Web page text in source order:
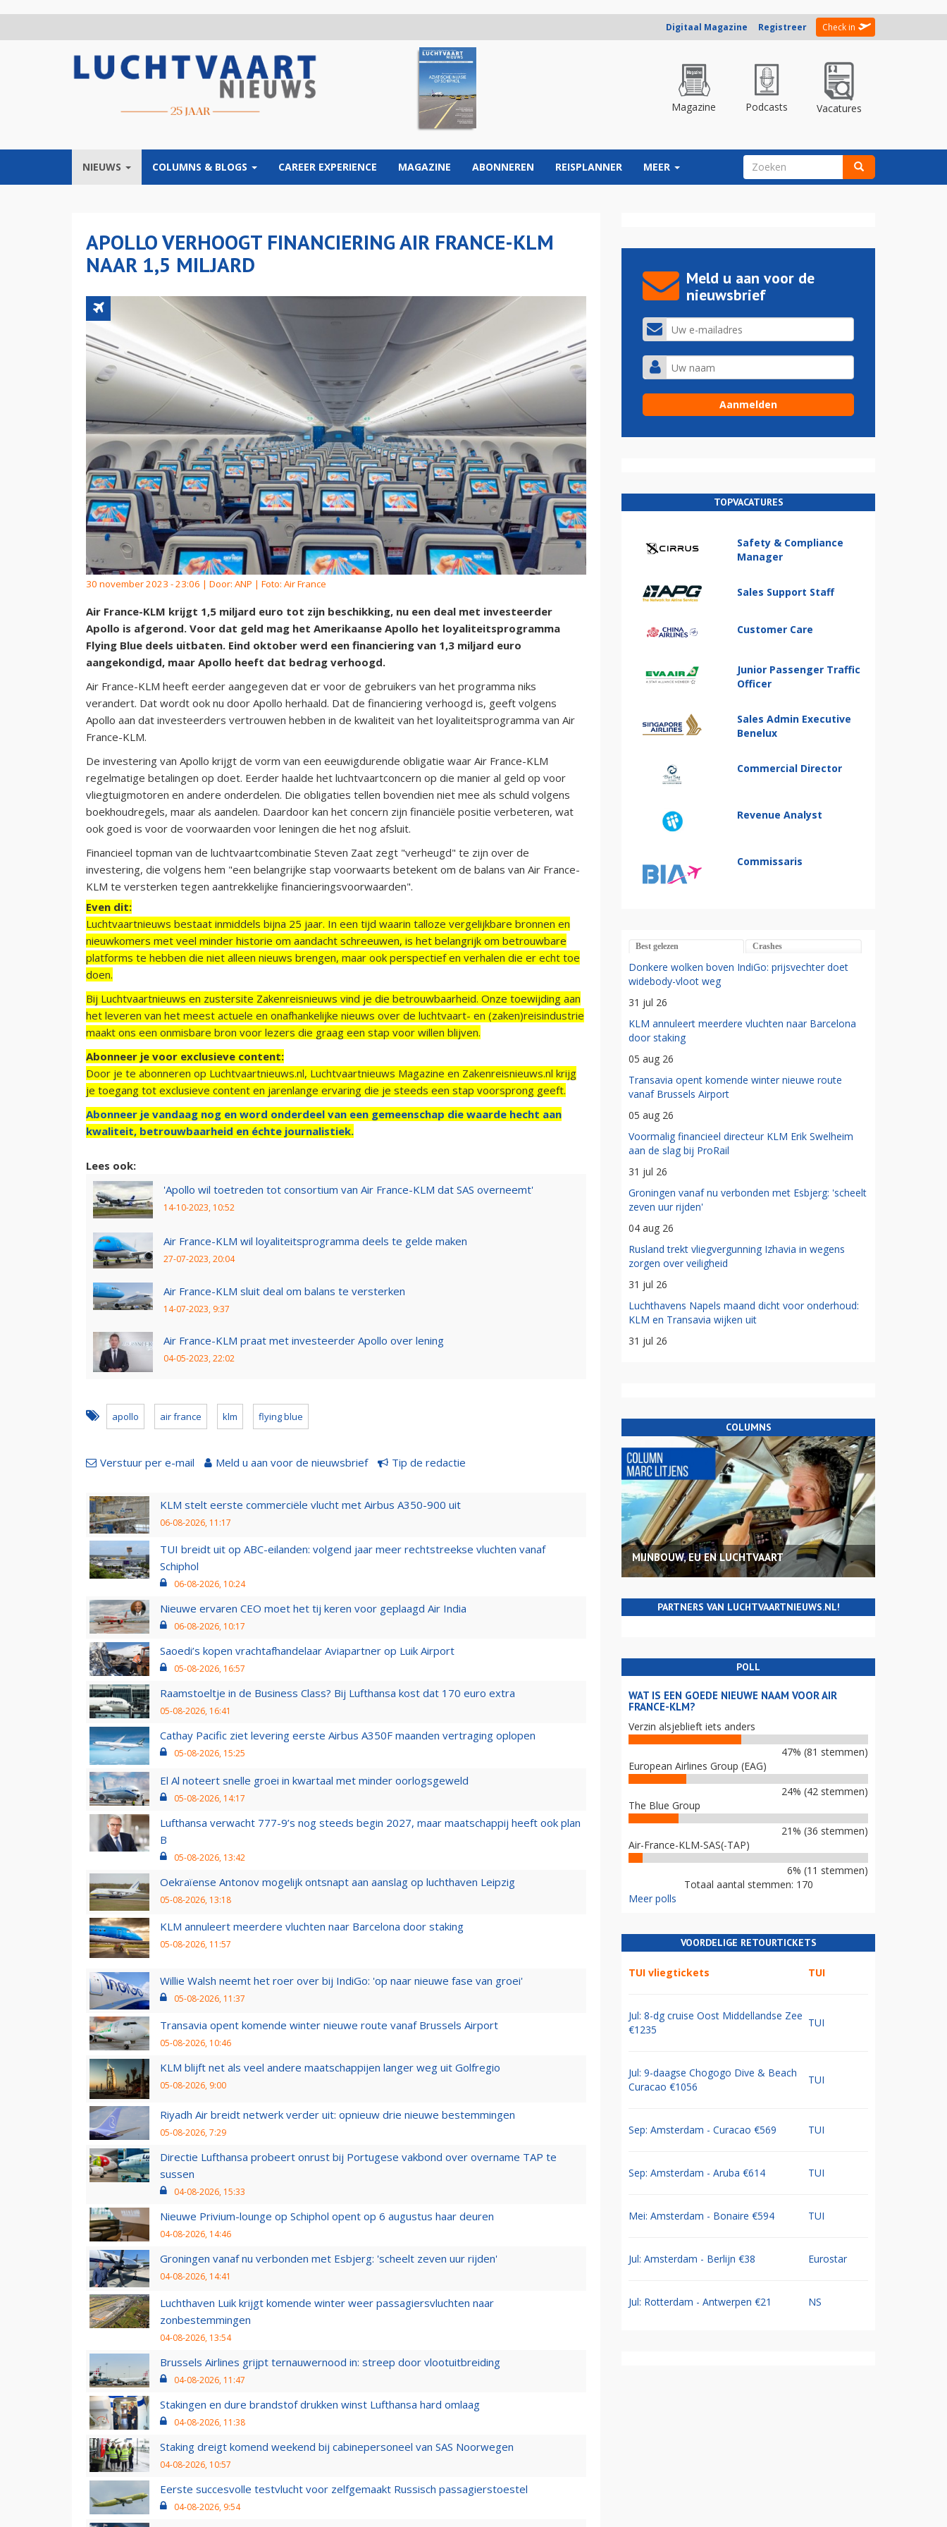
Digitaal Magazine Registreer Check in
Magazine Podcasts Vacatures
NIEUWS COLUMNS & BLOGS CAREER EXPERIENCE MAGAZINE ABONNEREN REISPLANNER MEER ZOEKVELD
APOLLO VERHOOGT FINANCIERING AIR FRANCE-KLM
NAAR 1,5 MILJARD
30 november 2023 - 23:06 | Door: ANP | Foto: Air France
Air France-KLM krijgt 1,5 miljard euro tot zijn beschikking, nu een deal met investeerder
Apollo is afgerond. Voor dat geld mag het Amerikaanse Apollo het loyaliteitsprogramma
Flying Blue deels uitbaten. Eind oktober werd een financiering van 1,3 miljard euro
aangekondigd, maar Apollo heeft dat bedrag verhoogd.
Air France-KLM heeft eerder aangegeven dat er voor de gebruikers van het programma niks
verandert. Dat wordt ook nu door Apollo herhaald. Dat de financiering verhoogd is, geeft volgens
Apollo aan dat investeerders vertrouwen hebben in de kwaliteit van het loyaliteitsprogramma van Air
France-KLM.
De investering van Apollo krijgt de vorm van een eeuwigdurende obligatie waar Air France-KLM
regelmatige betalingen op doet. Eerder haalde het luchtvaartconcern op die manier al geld op voor
vliegtuigmotoren en andere onderdelen. Die obligaties tellen bovendien niet mee als schuld volgens
boekhoudregels, maar als aandelen. Daardoor kan het concern zijn financiële positie verbeteren, wat
ook goed is voor de voorwaarden voor leningen die het nog afsluit.
Financieel topman van de luchtvaartcombinatie Steven Zaat zegt "verheugd" te zijn over de
investering, die volgens hem "een belangrijke stap voorwaarts betekent om de balans van Air France-
KLM te versterken tegen aantrekkelijke financieringsvoorwaarden".
Even dit:
Luchtvaartnieuws bestaat inmiddels bijna 25 jaar. In een tijd waarin talloze vergelijkbare bronnen en
nieuwkomers met veel minder historie om aandacht schreeuwen, is het belangrijk om betrouwbare
platforms te hebben die niet alleen nieuws brengen, maar ook perspectief en verhalen die er echt toe
doen.
Bij Luchtvaartnieuws en zustersite Zakenreisnieuws vind je die betrouwbaarheid. Onze toewijding aan
het leveren van het meest actuele en onafhankelijke nieuws over de luchtvaart- en (zaken)reisindustrie
maakt ons een onmisbare bron voor lezers die graag een stap voor willen blijven.
Abonneer je voor exclusieve content:
Door je te abonneren op Luchtvaartnieuws.nl, Luchtvaartnieuws Magazine en Zakenreisnieuws.nl krijg
je toegang tot exclusieve content en jarenlange ervaring die je steeds een stap voorsprong geeft.
Abonneer je vandaag nog en word onderdeel van een gemeenschap die waarde hecht aan
kwaliteit, betrouwbaarheid en échte journalistiek.
Lees ook:
'Apollo wil toetreden tot consortium van Air France-KLM dat SAS overneemt'
14-10-2023, 10:52
Air France-KLM wil loyaliteitsprogramma deels te gelde maken
27-07-2023, 20:04
Air France-KLM sluit deal om balans te versterken
14-07-2023, 9:37
Air France-KLM praat met investeerder Apollo over lening
04-05-2023, 22:02
apollo air france klm flying blue
Verstuur per e-mail Meld u aan voor de nieuwsbrief Tip de redactie
KLM stelt eerste commerciële vlucht met Airbus A350-900 uit
06-08-2026, 11:17
TUI breidt uit op ABC-eilanden: volgend jaar meer rechtstreekse vluchten vanaf
Schiphol
06-08-2026, 10:24
Nieuwe ervaren CEO moet het tij keren voor geplaagd Air India
06-08-2026, 10:17
Saoedi’s kopen vrachtafhandelaar Aviapartner op Luik Airport
05-08-2026, 16:57
Raamstoeltje in de Business Class? Bij Lufthansa kost dat 170 euro extra
05-08-2026, 16:41
Cathay Pacific ziet levering eerste Airbus A350F maanden vertraging oplopen
05-08-2026, 15:25
El Al noteert snelle groei in kwartaal met minder oorlogsgeweld
05-08-2026, 14:17
Lufthansa verwacht 777-9’s nog steeds begin 2027, maar maatschappij heeft ook plan
B
05-08-2026, 13:42
Oekraïense Antonov mogelijk ontsnapt aan aanslag op luchthaven Leipzig
05-08-2026, 13:18
KLM annuleert meerdere vluchten naar Barcelona door staking
05-08-2026, 11:57
Willie Walsh neemt het roer over bij IndiGo: 'op naar nieuwe fase van groei'
05-08-2026, 11:37
Transavia opent komende winter nieuwe route vanaf Brussels Airport
05-08-2026, 10:46
KLM blijft net als veel andere maatschappijen langer weg uit Golfregio
05-08-2026, 9:00
Riyadh Air breidt netwerk verder uit: opnieuw drie nieuwe bestemmingen
05-08-2026, 7:29
Directie Lufthansa probeert onrust bij Portugese vakbond over overname TAP te
sussen
04-08-2026, 15:33
Nieuwe Privium-lounge op Schiphol opent op 6 augustus haar deuren
04-08-2026, 14:46
Groningen vanaf nu verbonden met Esbjerg: 'scheelt zeven uur rijden'
04-08-2026, 14:41
Luchthaven Luik krijgt komende winter weer passagiersvluchten naar
zonbestemmingen
04-08-2026, 13:54
Brussels Airlines grijpt ternauwernood in: streep door vlootuitbreiding
04-08-2026, 11:47
Stakingen en dure brandstof drukken winst Lufthansa hard omlaag
04-08-2026, 11:38
Staking dreigt komend weekend bij cabinepersoneel van SAS Noorwegen
04-08-2026, 10:57
Eerste succesvolle testvlucht voor zelfgemaakt Russisch passagierstoestel
04-08-2026, 9:54
Meld u aan voor de
nieuwsbrief
TOPVACATURES
Safety & Compliance
Manager
Sales Support Staff
Customer Care
Junior Passenger Traffic
Officer
Sales Admin Executive
Benelux
Commercial Director
Revenue Analyst
Commissaris
Best gelezen Crashes
Donkere wolken boven IndiGo: prijsvechter doet
widebody-vloot weg
31 jul 26
KLM annuleert meerdere vluchten naar Barcelona
door staking
05 aug 26
Transavia opent komende winter nieuwe route
vanaf Brussels Airport
05 aug 26
Voormalig financieel directeur KLM Erik Swelheim
aan de slag bij ProRail
31 jul 26
Groningen vanaf nu verbonden met Esbjerg: 'scheelt
zeven uur rijden'
04 aug 26
Rusland trekt vliegvergunning Izhavia in wegens
zorgen over veiligheid
31 jul 26
Luchthavens Napels maand dicht voor onderhoud:
KLM en Transavia wijken uit
31 jul 26
COLUMNS
MIJNBOUW, EU EN LUCHTVAART
PARTNERS VAN LUCHTVAARTNIEUWS.NL!
POLL
WAT IS EEN GOEDE NIEUWE NAAM VOOR AIR
FRANCE-KLM?
Verzin alsjeblieft iets anders
47% (81 stemmen)
European Airlines Group (EAG)
24% (42 stemmen)
The Blue Group
21% (36 stemmen)
Air-France-KLM-SAS(-TAP)
6% (11 stemmen)
Totaal aantal stemmen: 170
Meer polls
VOORDELIGE RETOURTICKETS
TUI vliegtickets TUI
Jul: 8-dg cruise Oost Middellandse Zee
€1235
TUI
Jul: 9-daagse Chogogo Dive & Beach
Curacao €1056
TUI
Sep: Amsterdam - Curacao €569 TUI
Sep: Amsterdam - Aruba €614 TUI
Mei: Amsterdam - Bonaire €594 TUI
Jul: Amsterdam - Berlijn €38 Eurostar
Jul: Rotterdam - Antwerpen €21 NS